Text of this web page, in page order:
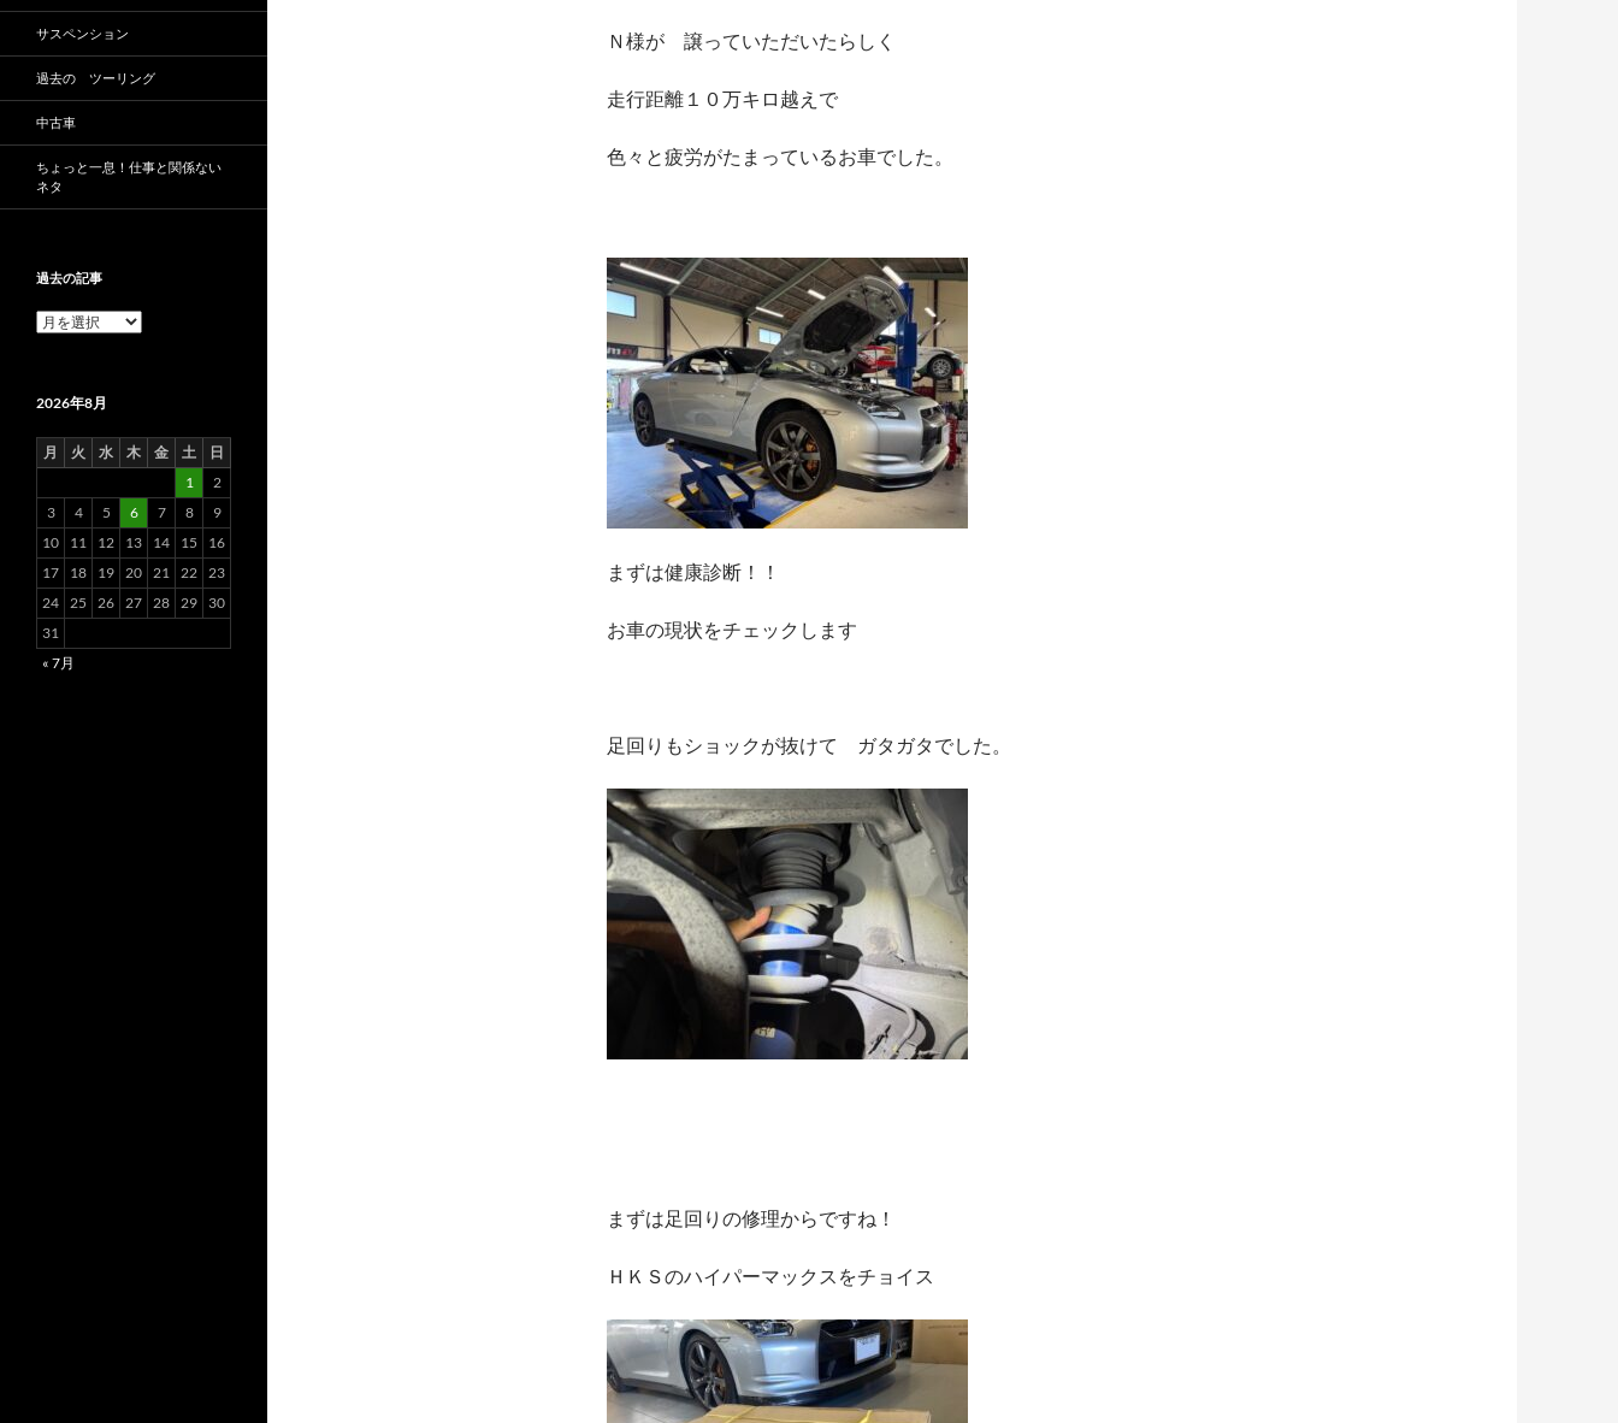
Ｎ様が 譲っていただいたらしく
走行距離１０万キロ越えで
色々と疲労がたまっているお車でした。
まずは健康診断！！
お車の現状をチェックします
足回りもショックが抜けて ガタガタでした。
まずは足回りの修理からですね！
ＨＫＳのハイパーマックスをチョイス
サスペンション
過去の ツーリング
中古車
ちょっと一息！仕事と関係ない
ネタ
過去の記事
過
事
2026年8月
月 火 水 木 金 土
日
1
2
3
4 5 6 7 8
9
10
11 12 13 14 15
16
17
18 19 20 21 22 23
24 25 26 27 28 29
30
31
« 7月